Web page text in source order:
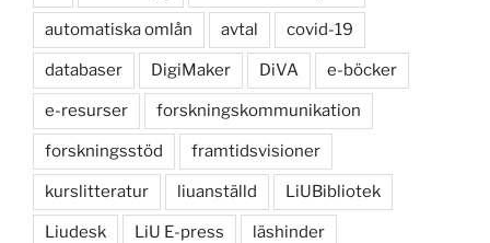
automatiska omlån avtal covid-19
databaser DigiMaker DiVA e-böcker
e-resurser forskningskommunikation
forskningsstöd framtidsvisioner
kurslitteratur liuanställd LiUBibliotek
Liudesk LiU E-press läshinder